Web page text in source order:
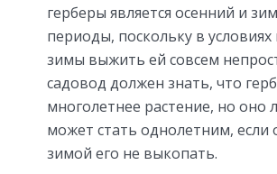
герберы является осенний и
периоды, поскольку в
зимы выжить ей совсем
садовод должен знать, что
многолетнее растение, но оно
может стать однолетним,
зимой его не выкопать.